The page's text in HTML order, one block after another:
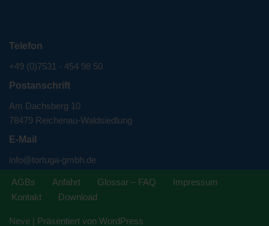
Telefon
+49 (0)7531 - 454 98 50
Postanschrift
Am Dachsberg 10
78479 Reichenau-Waldsiedlung
E-Mail
info@tortuga-gmbh.de
AGBs Anfahrt Glossar – FAQ
Impressum
Kontakt
Download
Neve | Präsentiert von WordPress